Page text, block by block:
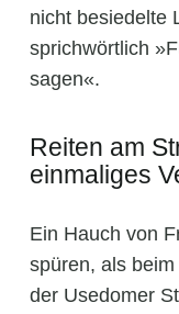
nicht besiedelte
sprichwörtlich
sagen«.
Reiten am
einmaliges
Ein Hauch von
spüren, als
der Usedomer